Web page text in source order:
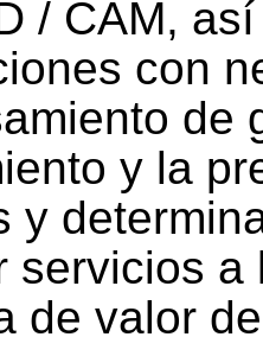
/ CAM,
con
de
y la
y
servicios a
de valor